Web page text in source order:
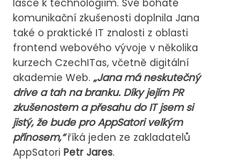
lásce k technologiím. Své bohaté
komunikační zkušenosti doplnila Jana
také o praktické IT znalosti z oblasti
frontend webového vývoje v několika
kurzech CzechITas, včetně digitální
akademie Web. „Jana má neskutečný
drive a tah na branku. Díky jejím PR
zkušenostem a přesahu do IT jsem si
jistý, že bude pro AppSatori velkým
přínosem,“ říká jeden ze zakladatelů
AppSatori Petr Jares.